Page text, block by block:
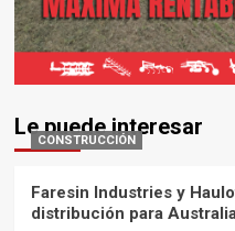
Le puede interesar
CONSTRUCCIÓN
Faresin Industries y
distribución para